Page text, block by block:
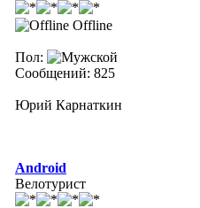
Offline
Пол:
Сообщений: 825
Юрий Карнаткин
Android
Велотурист